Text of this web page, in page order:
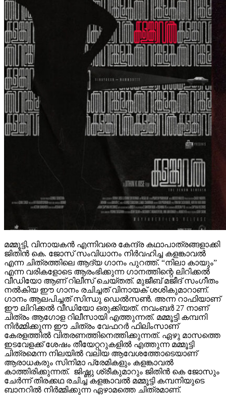
മമ്മൂട്ടി, വിനായകൻ എന്നിവരെ കേന്ദ്ര കഥാപാത്രങ്ങളാക്കി
ജിതിൻ കെ. ജോസ് സംവിധാനം നിർവഹിച്ച കളങ്കാവൽ
എന്ന ചിത്രത്തിലെ ആദ്യ ഗാനം പുറത്ത്. “നിലാ കായും”
എന്ന വരികളോടെ ആരംഭിക്കുന്ന ഗാനത്തിന്റെ ലിറിക്കൽ
വീഡിയോ ആണ് റിലീസ് ചെയ്തത്. മുജീബ് മജീദ് സംഗീതം
നൽകിയ ഈ ഗാനം രചിച്ചത് വിനായക് ശശികുമാറാണ്.
ഗാനം ആലപിച്ചത് സിന്ധു ഡെൽസൺ. അന്ന റാഫിയാണ്
ഈ ലിറിക്കൽ വീഡിയോ ഒരുക്കിയത്. നവംബർ 27 നാണ്
ചിത്രം ആഗോള റിലീസായി എത്തുന്നത്. മമ്മൂട്ടി കമ്പനി
നിർമ്മിക്കുന്ന ഈ ചിത്രം വേഫറർ ഫിലിംസാണ്
കേരളത്തിൽ വിതരണത്തിനെത്തിക്കുന്നത്. ഏഴു മാസത്തെ
ഇടവേളക്ക് ശേഷം തീയേറ്ററുകളിൽ എത്തുന്ന മമ്മൂട്ടി
ചിത്രമെന്ന നിലയിൽ വലിയ ആവേശത്തോടെയാണ്
ആരാധകരും സിനിമാ പ്രേമികളും കളങ്കാവൽ
കാത്തിരിക്കുന്നത്. ജിഷ്ണു ശ്രീകുമാറും ജിതിൻ കെ ജോസും
ചേർന്ന് തിരക്കഥ രചിച്ച കളങ്കാവൽ മമ്മൂട്ടി കമ്പനിയുടെ
ബാനറിൽ നിർമ്മിക്കുന്ന ഏഴാമത്തെ ചിത്രമാണ്.